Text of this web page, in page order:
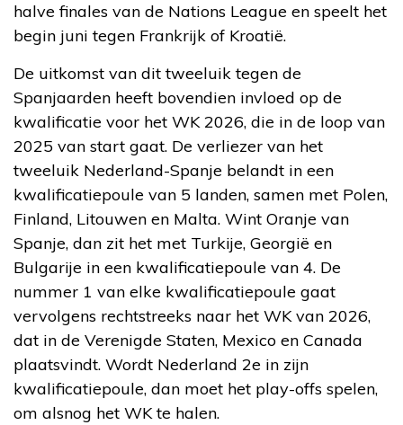
halve finales van de Nations League en speelt het
begin juni tegen Frankrijk of Kroatië.
De uitkomst van dit tweeluik tegen de
Spanjaarden heeft bovendien invloed op de
kwalificatie voor het WK 2026, die in de loop van
2025 van start gaat. De verliezer van het
tweeluik Nederland-Spanje belandt in een
kwalificatiepoule van 5 landen, samen met Polen,
Finland, Litouwen en Malta. Wint Oranje van
Spanje, dan zit het met Turkije, Georgië en
Bulgarije in een kwalificatiepoule van 4. De
nummer 1 van elke kwalificatiepoule gaat
vervolgens rechtstreeks naar het WK van 2026,
dat in de Verenigde Staten, Mexico en Canada
plaatsvindt. Wordt Nederland 2e in zijn
kwalificatiepoule, dan moet het play-offs spelen,
om alsnog het WK te halen.